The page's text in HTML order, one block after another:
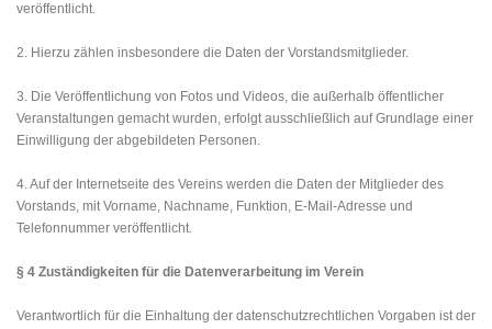
veröffentlicht.
2. Hierzu zählen insbesondere die Daten der Vorstandsmitglieder.
3. Die Veröffentlichung von Fotos und Videos, die außerhalb öffentlicher
Veranstaltungen gemacht wurden, erfolgt ausschließlich auf Grundlage einer
Einwilligung der abgebildeten Personen.
4. Auf der Internetseite des Vereins werden die Daten der Mitglieder des
Vorstands, mit Vorname, Nachname, Funktion, E-Mail-Adresse und
Telefonnummer veröffentlicht.
§ 4 Zuständigkeiten für die Datenverarbeitung im Verein
Verantwortlich für die Einhaltung der datenschutzrechtlichen Vorgaben ist der